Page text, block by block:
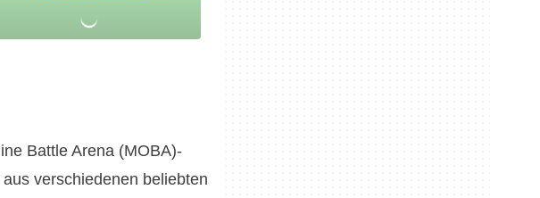
Battle Arena (MOBA)-
verschiedenen beliebten